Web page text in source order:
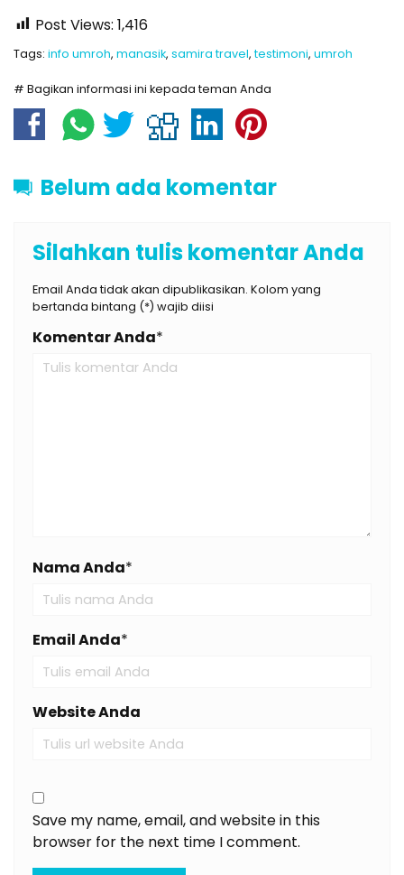
Post Views: 1,416
Tags: info umroh, manasik, samira travel,testimoni, umroh
# Bagikan informasi ini kepada teman Anda
Belum ada komentar
Silahkan tulis komentar Anda
Email Anda tidak akan dipublikasikan. Kolom yang
bertanda bintang (*) wajib diisi
Komentar Anda*
Nama Anda*
Email Anda*
Website Anda
Save my name, email, and website in this
browser for the next time I comment.